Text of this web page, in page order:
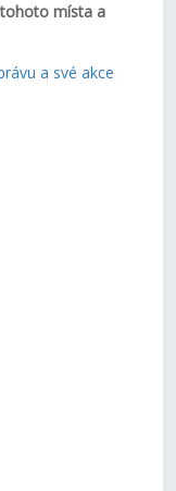
místa a
a své akce